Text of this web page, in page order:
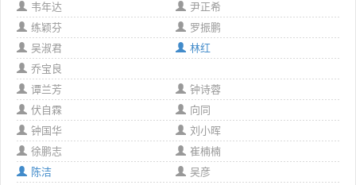
韦年达
尹正希
练颖芬
罗振鹏
吴淑君
林红
乔宝良
谭兰芳
钟诗蓉
伏自霖
向同
钟国华
刘小晖
徐鹏志
崔楠楠
陈洁
吴彦